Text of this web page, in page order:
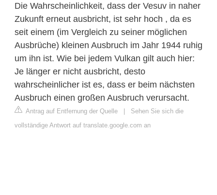
Die Wahrscheinlichkeit, dass der Vesuv in naher
Zukunft erneut ausbricht, ist sehr hoch , da es
seit einem (im Vergleich zu seiner möglichen
Ausbrüche) kleinen Ausbruch im Jahr 1944 ruhig
um ihn ist. Wie bei jedem Vulkan gilt auch hier:
Je länger er nicht ausbricht, desto
wahrscheinlicher ist es, dass er beim nächsten
Ausbruch einen großen Ausbruch verursacht.
Antrag auf Entfernung der Quelle | Sehen Sie sich die
vollständige Antwort auf translate.google.com an